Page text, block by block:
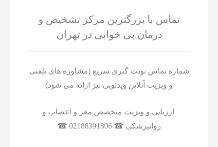
تماس با بزرگترین مرکز تشخیص و
درمان بی خوابی در تهران
شماره تماس نوبت گیری سریع (مشاوره های تلفنی
و ویزیت آنلاین ویدئویی نیز ارائه می شود)
ارزیابی و ویزیت متخصص مغز و اعصاب و
روانپزشکی ☎ 02188391806 ☎